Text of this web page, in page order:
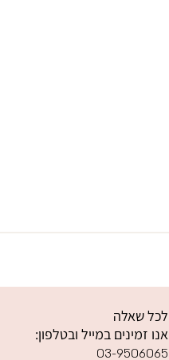
לכל שאלה
אנו זמינים במייל ובטלפון:
03-9506065